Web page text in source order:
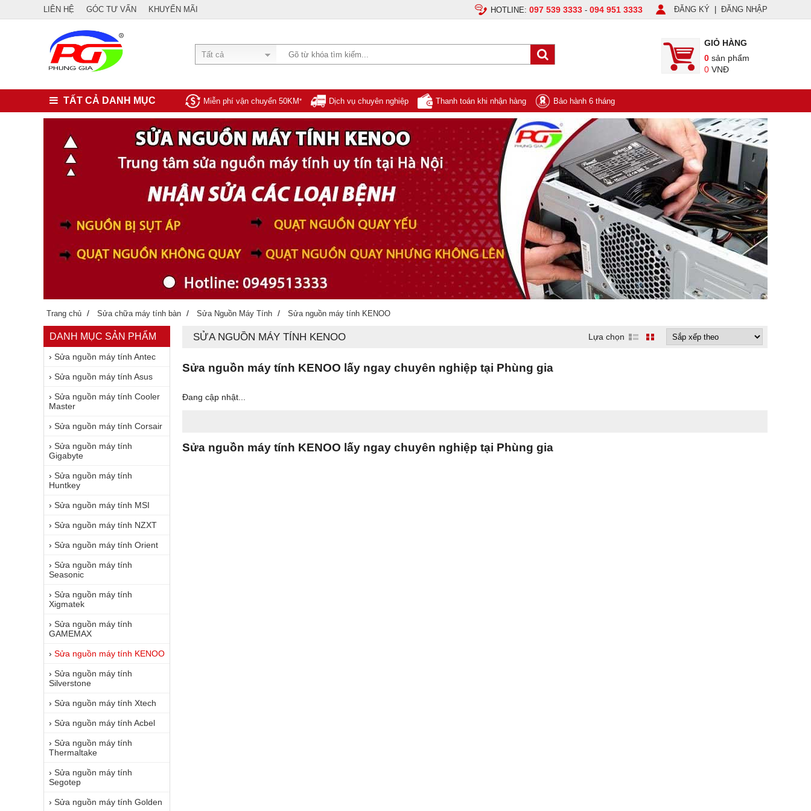
LIÊN HỆ GÓC TƯ VẤN KHUYẾN MÃI HOTLINE: 097 539 3333 - 094 951 3333 ĐĂNG KÝ ĐĂNG NHẬP
Tất cả
GIỎ HÀNG
0 sản phẩm
0 VNĐ
TẤT CẢ DANH MỤC Miễn phí vận chuyển 50KM* Dịch vụ chuyên nghiệp Thanh toán khi nhận hàng Bảo hành 6 tháng
Trang chủ / Sửa chữa máy tính bàn / Sửa Nguồn Máy Tính / Sửa nguồn máy tính KENOO
DANH MỤC SẢN PHẨM
› Sửa nguồn máy tính Antec
› Sửa nguồn máy tính Asus
› Sửa nguồn máy tính Cooler
Master
› Sửa nguồn máy tính Corsair
› Sửa nguồn máy tính
Gigabyte
› Sửa nguồn máy tính
Huntkey
› Sửa nguồn máy tính MSI
› Sửa nguồn máy tính NZXT
› Sửa nguồn máy tính Orient
› Sửa nguồn máy tính
Seasonic
› Sửa nguồn máy tính
Xigmatek
› Sửa nguồn máy tính
GAMEMAX
› Sửa nguồn máy tính KENOO
› Sửa nguồn máy tính
Silverstone
› Sửa nguồn máy tính Xtech
› Sửa nguồn máy tính Acbel
› Sửa nguồn máy tính
Thermaltake
› Sửa nguồn máy tính
Segotep
› Sửa nguồn máy tính Golden
SỬA NGUỒN MÁY TÍNH KENOO Lựa chọn
Sửa nguồn máy tính KENOO lấy ngay chuyên nghiệp tại Phùng gia
Đang cập nhật...
Sửa nguồn máy tính KENOO lấy ngay chuyên nghiệp tại Phùng gia